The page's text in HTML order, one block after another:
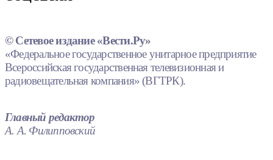
© Сетевое издание «Вести.Ру»
«Федеральное государственное унитарное предприятие
Всероссийская государственная телевизионная и
радиовещательная компания» (ВГТРК).
Главный редактор
А. А. Филипповский